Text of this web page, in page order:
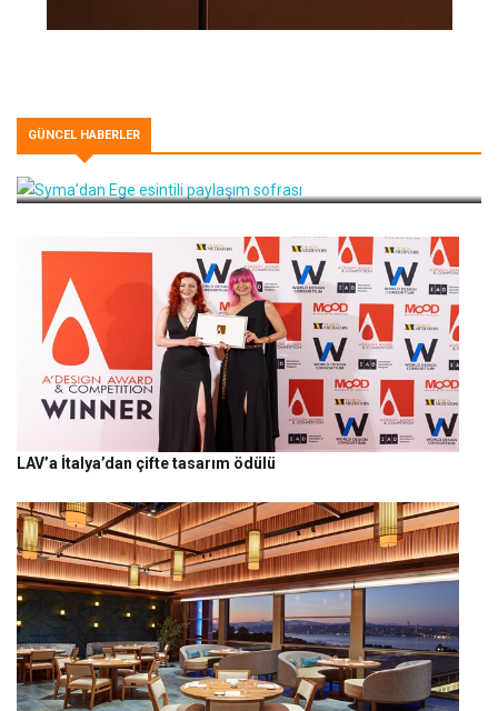
GÜNCEL HABERLER
Syma’dan Ege esintili paylaşım sofrası
LAV’a İtalya’dan çifte tasarım ödülü